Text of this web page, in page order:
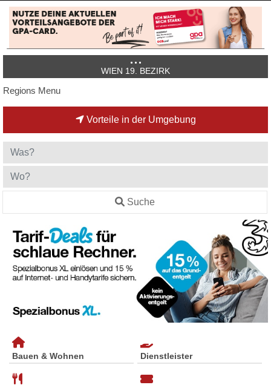
WIEN 19. BEZIRK
Regions Menu
Vorteile in der Umgebung
Suche
Bauen & Wohnen Dienstleister